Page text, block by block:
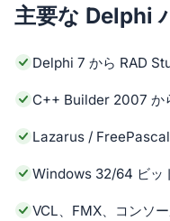
主要な Delphi
Delphi 7 から RAD
C++ Builder 2007 か
Lazarus /
Windows 32/64 ビッ
VCL、FMX、コンソ